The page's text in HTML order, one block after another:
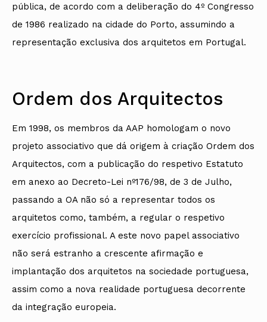
pública, de acordo com a deliberação do 4º Congresso
de 1986 realizado na cidade do Porto, assumindo a
representação exclusiva dos arquitetos em Portugal.
Ordem dos Arquitectos
Em 1998, os membros da AAP homologam o novo
projeto associativo que dá origem à criação Ordem dos
Arquitectos, com a publicação do respetivo Estatuto
em anexo ao Decreto-Lei nº176/98, de 3 de Julho,
passando a OA não só a representar todos os
arquitetos como, também, a regular o respetivo
exercício profissional. A este novo papel associativo
não será estranho a crescente afirmação e
implantação dos arquitetos na sociedade portuguesa,
assim como a nova realidade portuguesa decorrente
da integração europeia.